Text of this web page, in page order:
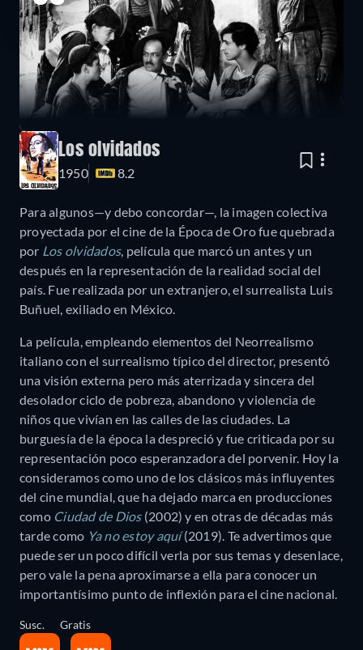
Los olvidados
1950 8.2
Para algunos—y debo concordar—, la imagen colectiva
proyectada por el cine de la Época de Oro fue quebrada
por Los olvidados, película que marcó un antes y un
después en la representación de la realidad social del
país. Fue realizada por un extranjero, el surrealista Luis
Buñuel, exiliado en México.
La película, empleando elementos del Neorrealismo
italiano con el surrealismo típico del director, presentó
una visión externa pero más aterrizada y sincera del
desolador ciclo de pobreza, abandono y violencia de
niños que vivían en las calles de las ciudades. La
burguesía de la época la despreció y fue criticada por su
representación poco esperanzadora del porvenir. Hoy la
consideramos como uno de los clásicos más influyentes
del cine mundial, que ha dejado marca en producciones
como Ciudad de Dios(2002) y en otras de décadas más
tarde como Ya no estoy aquí(2019). Te advertimos que
puede ser un poco difícil verla por sus temas y desenlace,
pero vale la pena aproximarse a ella para conocer un
importantísimo punto de inflexión para el cine nacional.
Susc. Gratis